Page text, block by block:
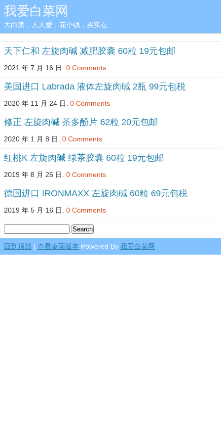
我爱白菜网
大白菜，人人爱，花小钱，买实在
天下仁和 左旋肉碱 减肥胶囊 60粒 19元包邮
2021 年 7 月 16 日. 0 Comments
美国进口 Labrada 液体左旋肉碱 2瓶 99元包税
2020 年 11 月 24 日. 0 Comments
修正 左旋肉碱 茶多酚片 62粒 20元包邮
2020 年 1 月 8 日. 0 Comments
红桃K 左旋肉碱 绿茶胶囊 60粒 19元包邮
2019 年 8 月 26 日. 0 Comments
德国进口 IRONMAXX 左旋肉碱 60粒 69元包税
2019 年 5 月 16 日. 0 Comments
回到顶部 | 查看桌面版本 Powered By 我爱白菜网